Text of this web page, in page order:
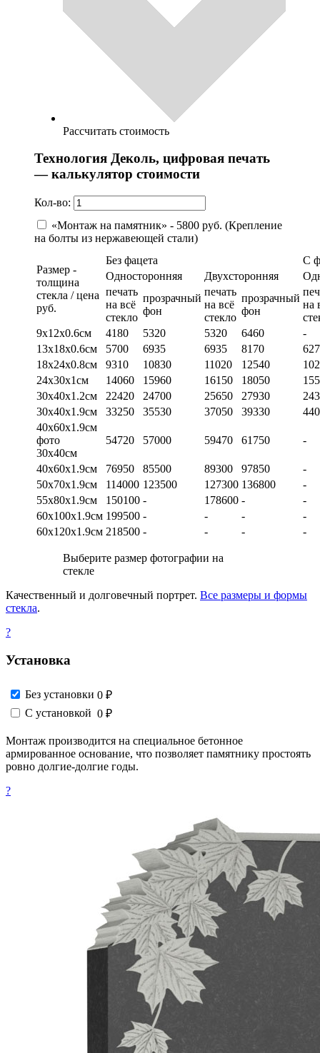
Рассчитать стоимость
Технология Деколь, цифровая печать
— калькулятор стоимости
Кол-во:
«Монтаж на памятник» - 5800 руб. (Крепление
на болты из нержавеющей стали)
Размер -
толщина
стекла / цена
руб.
Без фацета
С
Односторонняя
Двухсторонняя
печать
на всё
стекло
прозрачный
фон
печать
на всё
стекло
прозрачный
фон
на
9х12х0.6см
4180 5320 5320 6460
-
13х18х0.6см
5700 6935 6935 8170
18х24х0.8см
9310 10830 11020 12540
24х30х1см
14060 15960 16150 18050
30х40х1.2см
22420 24700 25650 27930
30х40х1.9см
33250 35530 37050 39330
40х60х1.9см
фото
30х40см
54720 57000 59470 61750 -
40х60х1.9см 76950 85500 89300 97850
-
50х70х1.9см
114000 123500 127300 136800
-
55х80х1.9см
150100 - 178600 -
-
60х100х1.9см 199500 - - -
-
60х120х1.9см 218500 - - - -
Выберите размер фотографии на
стекле
Качественный и долговечный портрет. Все размеры и формы
стекла.
?
Установка
Без установки 0 ₽
С установкой 0 ₽
Монтаж производится на специальное бетонное
армированное основание, что позволяет памятнику простоять
ровно долгие-долгие годы.
?